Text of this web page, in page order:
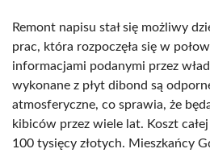
Remont napisu stał się możliwy
prac, która rozpoczęła się w
informacjami podanymi przez
wykonane z płyt dibond są
atmosferyczne, co sprawia, że
kibiców przez wiele lat. Koszt
100 tysięcy złotych. Mieszkańcy